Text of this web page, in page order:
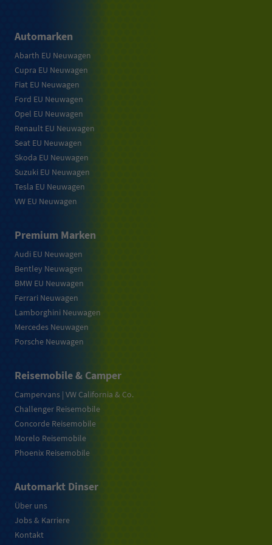
Automarken
Abarth EU Neuwagen
Cupra EU Neuwagen
Fiat EU Neuwagen
Ford EU Neuwagen
Opel EU Neuwagen
Renault EU Neuwagen
Seat EU Neuwagen
Skoda EU Neuwagen
Suzuki EU Neuwagen
Tesla EU Neuwagen
VW EU Neuwagen
Premium Marken
Audi EU Neuwagen
Bentley Neuwagen
BMW EU Neuwagen
Ferrari Neuwagen
Lamborghini Neuwagen
Mercedes Neuwagen
Porsche Neuwagen
Reisemobile & Camper
Campervans | VW California & Co.
Challenger Reisemobile
Concorde Reisemobile
Morelo Reisemobile
Phoenix Reisemobile
Automarkt Dinser
Über uns
Jobs & Karriere
Kontakt